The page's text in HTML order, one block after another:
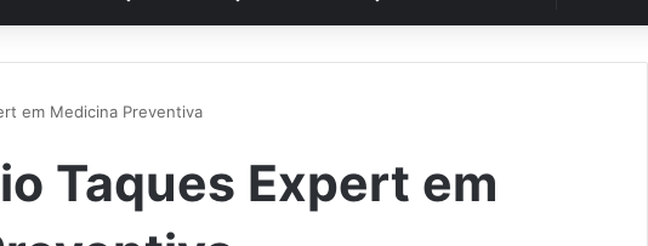
em Medicina Preventiva
Taques Expert em